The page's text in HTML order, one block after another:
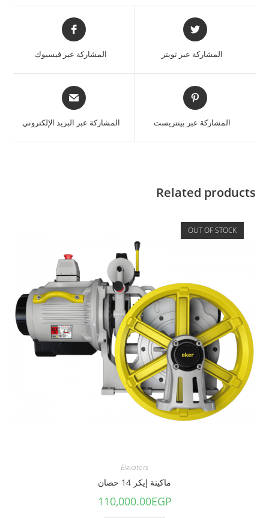
المشاركة عبر تويتر المشاركة عبر فيسبوك
المشاركة عبر بينتريست المشاركة عبر البريد الإلكتروني
Related products
OUT OF STOCK
Elevators
ماكينة إيكر 14 حصان
110,000.00EGP